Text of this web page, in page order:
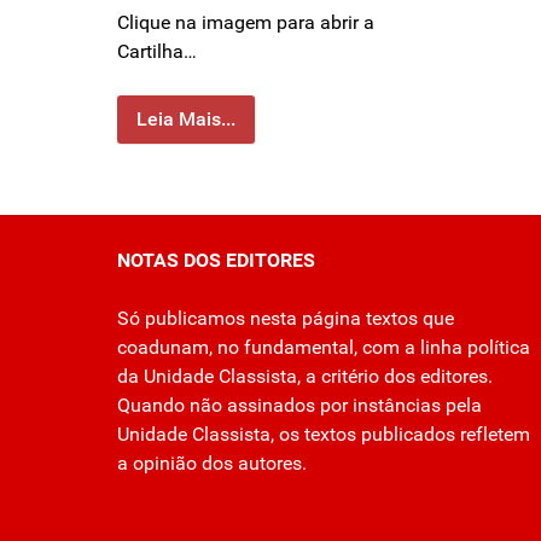
Clique na imagem para abrir a
Cartilha…
Leia Mais...
NOTAS DOS EDITORES
Só publicamos nesta página textos que
coadunam, no fundamental, com a linha política
da Unidade Classista, a critério dos editores.
Quando não assinados por instâncias pela
Unidade Classista, os textos publicados refletem
a opinião dos autores.